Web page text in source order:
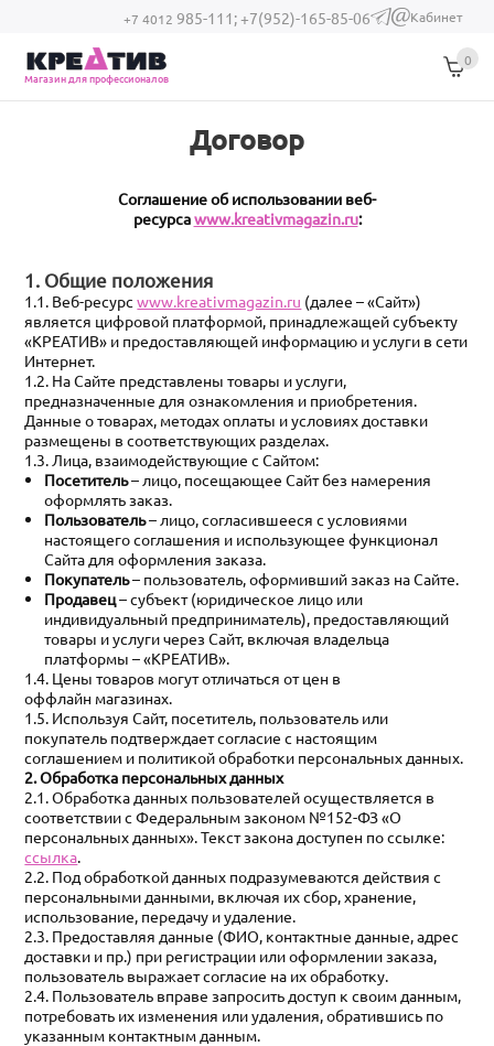
Перейти к основному содержанию
+7 4012 985-111;+7(952)-165-85-06
(link sends e-
Кабинет
Магазин для профессионалов
0
Договор
Соглашение об использовании веб-
ресурсаwww.kreativmagazin.ru:
1. Общие положения
1.1. Веб-ресурсwww.kreativmagazin.ru (далее – «Сайт»)
является цифровой платформой, принадлежащей субъекту
«КРЕАТИВ» и предоставляющей информацию и услуги в сети
Интернет.
1.2. На Сайте представлены товары и услуги,
предназначенные для ознакомления и приобретения.
Данные о товарах, методах оплаты и условиях доставки
размещены в соответствующих разделах.
1.3. Лица, взаимодействующие с Сайтом:
Посетитель– лицо, посещающее Сайт без намерения
оформлять заказ.
Пользователь– лицо, согласившееся с условиями
настоящего соглашения и использующее функционал
Сайта для оформления заказа.
Покупатель– пользователь, оформивший заказ на Сайте.
Продавец– субъект (юридическое лицо или
индивидуальный предприниматель), предоставляющий
товары и услуги через Сайт, включая владельца
платформы – «КРЕАТИВ».
1.4. Цены товаров могут отличаться от цен в
оффлайн магазинах.
1.5. Используя Сайт, посетитель, пользователь или
покупатель подтверждает согласие с настоящим
соглашением и политикой обработки персональных данных.
2. Обработка персональных данных
2.1. Обработка данных пользователей осуществляется в
соответствии с Федеральным законом №152-ФЗ «О
персональных данных». Текст закона доступен по ссылке:
ссылка.
2.2. Под обработкой данных подразумеваются действия с
персональными данными, включая их сбор, хранение,
использование, передачу и удаление.
2.3. Предоставляя данные (ФИО, контактные данные, адрес
доставки и пр.) при регистрации или оформлении заказа,
пользователь выражает согласие на их обработку.
2.4. Пользователь вправе запросить доступ к своим данным,
потребовать их изменения или удаления, обратившись по
указанным контактным данным.